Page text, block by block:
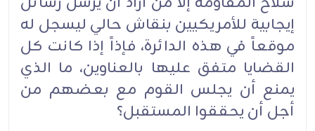
إيجابية للأمريكيين بنقاش حالي ليسجل له
موقعاً في هذه الدائرة، فإذاً إذا كانت كل
القضايا متفق عليها بالعناوين، ما الذي
يمنع أن يجلس القوم مع بعضهم من
أجل أن يحققوا المستقبل؟‏